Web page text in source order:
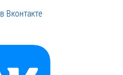
Вконтакте